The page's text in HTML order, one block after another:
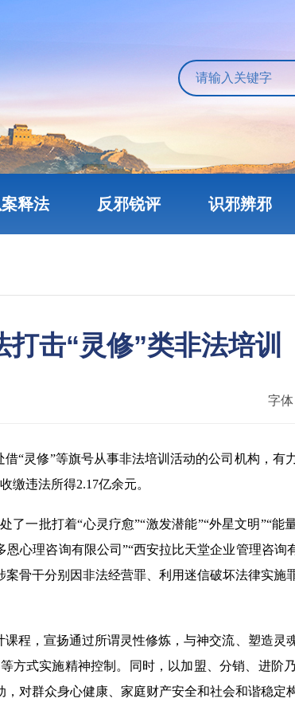
案释法 反邪锐评 识邪辨邪
击“灵修”类非法培训
字体
“灵修”等旗号从事非法培训活动的公司机构，有
缴违法所得2.17亿余元。
一批打着“心灵疗愈”“激发潜能”“外星文明”“能
心理咨询有限公司”“西安拉比天堂企业管理咨询
骨干分别因非法经营罪、利用迷信破坏法律实
程，宣扬通过所谓灵性修炼，与神交流、塑造灵
式实施精神控制。同时，以加盟、分销、进阶
对群众身心健康、家庭财产安全和社会和谐稳定